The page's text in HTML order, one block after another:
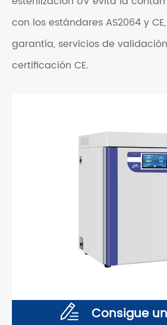
con los estándares AS2064 y
garantía, servicios de
certificación CE.
Consigue